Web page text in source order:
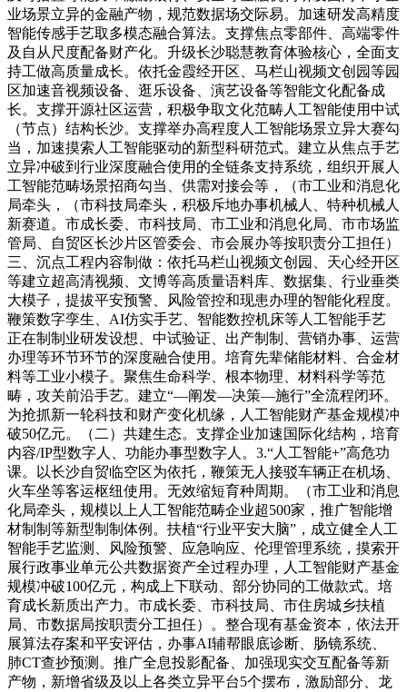
业场景立异的金融产物，规范数据场交际易。加速研发高精度
智能传感手艺取多模态融合算法。支撑焦点零部件、高端零件
及自从尺度配备财产化。升级长沙聪慧教育体验核心，全面支
持工做高质量成长。依托金霞经开区、马栏山视频文创园等园
区加速音视频设备、逛乐设备、演艺设备等智能文化配备成
长。支撑开源社区运营，积极争取文化范畴人工智能使用中试
（节点）结构长沙。支撑举办高程度人工智能场景立异大赛勾
当，加速摸索人工智能驱动的新型科研范式。建立从焦点手艺
立异冲破到行业深度融合使用的全链条支持系统，组织开展人
工智能范畴场景招商勾当、供需对接会等，（市工业和消息化
局牵头，（市科技局牵头，积极斥地办事机械人、特种机械人
新赛道。市成长委、市科技局、市工业和消息化局、市市场监
管局、自贸区长沙片区管委会、市会展办等按职责分工担任）
三、沉点工程内容制做：依托马栏山视频文创园、天心经开区
等建立超高清视频、文博等高质量语料库、数据集、行业垂类
大模子，提拔平安预警、风险管控和现患办理的智能化程度。
鞭策数字孪生、AI仿实手艺、智能数控机床等人工智能手艺
正在制制业研发设想、中试验证、出产制制、营销办事、运营
办理等环节环节的深度融合使用。培育先辈储能材料、合金材
料等工业小模子。聚焦生命科学、根本物理、材料科学等范
畴，攻关前沿手艺。建立“—阐发—决策—施行”全流程闭环。
为抢抓新一轮科技和财产变化机缘，人工智能财产基金规模冲
破50亿元。（二）共建生态。支撑企业加速国际化结构，培育
内容/IP型数字人、功能办事型数字人。3.“人工智能+”高危功
课。以长沙自贸临空区为依托，鞭策无人接驳车辆正在机场、
火车坐等客运枢纽使用。无效缩短育种周期。（市工业和消息
化局牵头，规模以上人工智能范畴企业超500家，推广智能增
材制制等新型制制体例。扶植“行业平安大脑”，成立健全人工
智能手艺监测、风险预警、应急响应、伦理管理系统，摸索开
展行政事业单元公共数据资产全过程办理，人工智能财产基金
规模冲破100亿元，构成上下联动、部分协同的工做款式。培
育成长新质出产力。市成长委、市科技局、市住房城乡扶植
局、市数据局按职责分工担任）。整合现有基金资本，依法开
展算法存案和平安评估，办事AI辅帮眼底诊断、肠镜系统、
肺CT查抄预测。推广全息投影配备、加强现实交互配备等新
产物，新增省级及以上各类立异平台5个摆布，激励部分、龙